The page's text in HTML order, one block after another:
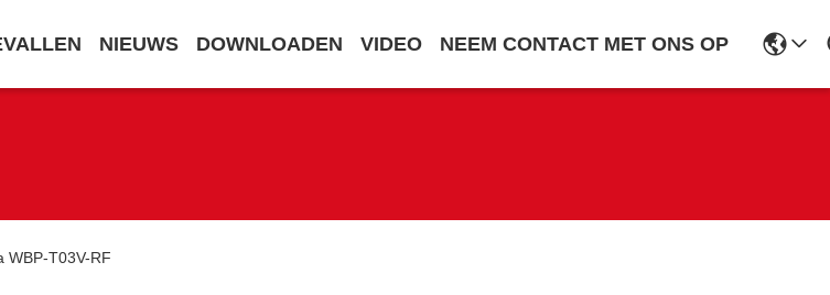
NIEUWS DOWNLOADEN VIDEO NEEM CONTACT MET ONS OP
WBP-T03V-RF